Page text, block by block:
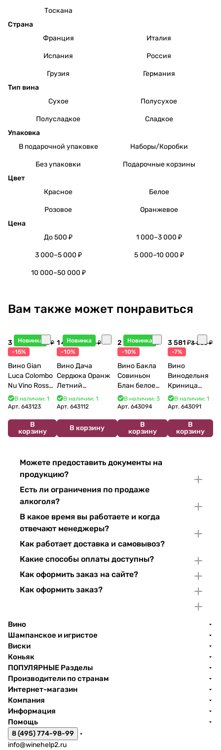
Тоскана
Страна
Франция
Италия
Испания Россия
Грузия
Германия
Тип вина
Сухое
Полусухое
Полусладкое
Сладкое
Упаковка
В подарочной упаковке
Наборы/Коробки
Без упаковки
Подарочные корзины
Цвет
Красное
Белое
Розовое
Оранжевое
Цена
До 500 ₽
1 000–3 000 ₽
3 000–5 000 ₽ 5 000–10 000 ₽
10 000–50 000 ₽
Вам также может понравиться
Новинка
3 998 ₽4 704 ₽
-15%
Вино Gian
Luca Colombo
Nu Vino Rosso
2025 750 мл
В наличии: 1
Арт. 643123
В
корзину
Новинка
1 440 ₽1 600 ₽
-10%
Вино Дача
Сердюка Оранж
Летний
Сибирьковый
2024 750 мл
В наличии: 1
Арт.643112
В корзину
Новинка
2 115 ₽2 350 ₽
-10%
Вино Бакла
Совиньон
Блан белое
сухое 750 мл
12%
В наличии: 3
Арт. 643094
В
корзину
3 581 ₽3 850 ₽
-7%
Вино
Винодельня
Криница
Арома 2021
500 мл
В наличии: 1
Арт. 643091
В
корзину
Можете предоставить документы на
продукцию?
Есть ли ограничения по продаже
алкоголя?
В какое время вы работаете и когда
отвечают менеджеры?
Как работает доставка и самовывоз?
Какие способы оплаты доступны?
Как оформить заказ на сайте?
Как оформить заказ?
Вино
Шампанское и игристое
Виски
Коньяк
ПОПУЛЯРНЫЕ Разделы
Производители по странам
Интернет-магазин
Компания
Информация
Помощь
8 (495) 774-98-99
info@winehelp2.ru